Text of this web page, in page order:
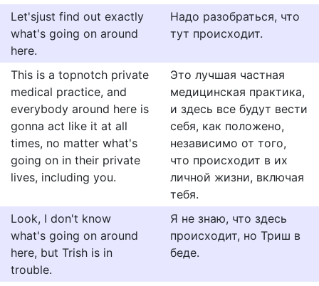
Let'sjust find out exactly
what's going on around
here.
Надо разобраться, что
тут происходит.
This is a topnotch private
medical practice, and
everybody around here is
gonna act like it at all
times, no matter what's
going on in their private
lives, including you.
Это лучшая частная
медицинская практика,
и здесь все будут вести
себя, как положено,
независимо от того,
что происходит в их
личной жизни, включая
тебя.
Look, I don't know
what's going on around
here, but Trish is in
trouble.
Я не знаю, что здесь
происходит, но Триш в
беде.